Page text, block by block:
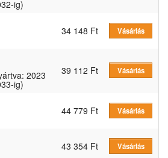
ig)
34 148 Ft Vásárlás
2023
ig)
39 112 Ft Vásárlás
44 779 Ft Vásárlás
43 354 Ft Vásárlás